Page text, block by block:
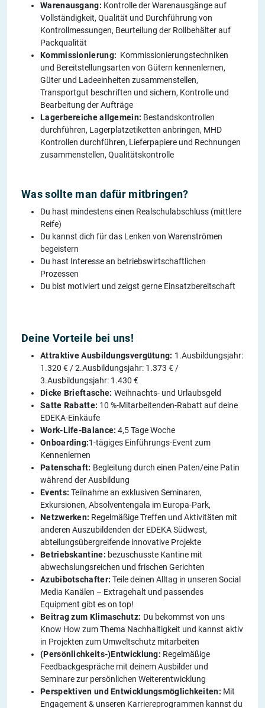
Warenausgang: Kontrolle der Warenausgänge auf
Vollständigkeit, Qualität und Durchführung von
Kontrollmessungen, Beurteilung der Rollbehälter auf
Packqualität
Kommissionierung: Kommissionierungstechniken
und Bereitstellungsarten von Gütern kennenlernen,
Güter und Ladeeinheiten zusammenstellen,
Transportgut beschriften und sichern, Kontrolle und
Bearbeitung der Aufträge
Lagerbereiche allgemein: Bestandskontrollen
durchführen, Lagerplatzetiketten anbringen, MHD
Kontrollen durchführen, Lieferpapiere und Rechnungen
zusammenstellen, Qualitätskontrolle
Was sollte man dafür mitbringen?
Du hast mindestens einen Realschulabschluss (mittlere
Reife)
Du kannst dich für das Lenken von Warenströmen
begeistern
Du hast Interesse an betriebswirtschaftlichen
Prozessen
Du bist motiviert und zeigst gerne Einsatzbereitschaft
Deine Vorteile bei uns!
Attraktive Ausbildungsvergütung: 1.Ausbildungsjahr:
1.320 € / 2.Ausbildungsjahr: 1.373 € /
3.Ausbildungsjahr: 1.430 €
Dicke Brieftasche: Weihnachts- und Urlaubsgeld
Satte Rabatte: 10 %-Mitarbeitenden-Rabatt auf deine
EDEKA-Einkäufe
Work-Life-Balance: 4,5 Tage Woche
Onboarding:1-tägiges Einführungs-Event zum
Kennenlernen
Patenschaft: Begleitung durch einen Paten/eine Patin
während der Ausbildung
Events: Teilnahme an exklusiven Seminaren,
Exkursionen, Absolventengala im Europa-Park,
Netzwerken: Regelmäßige Treffen und Aktivitäten mit
anderen Auszubildenden der EDEKA Südwest,
abteilungsübergreifende innovative Projekte
Betriebskantine: bezuschusste Kantine mit
abwechslungsreichen und frischen Gerichten
Azubibotschafter: Teile deinen Alltag in unseren Social
Media Kanälen – Extragehalt und passendes
Equipment gibt es on top!
Beitrag zum Klimaschutz: Du bekommst von uns
Know How zum Thema Nachhaltigkeit und kannst aktiv
in Projekten zum Umweltschutz mitarbeiten
(Persönlichkeits-)Entwicklung: Regelmäßige
Feedbackgespräche mit deinem Ausbilder und
Seminare zur persönlichen Weiterentwicklung
Perspektiven und Entwicklungsmöglichkeiten: Mit
Engagement & unseren Karriereprogrammen kannst du